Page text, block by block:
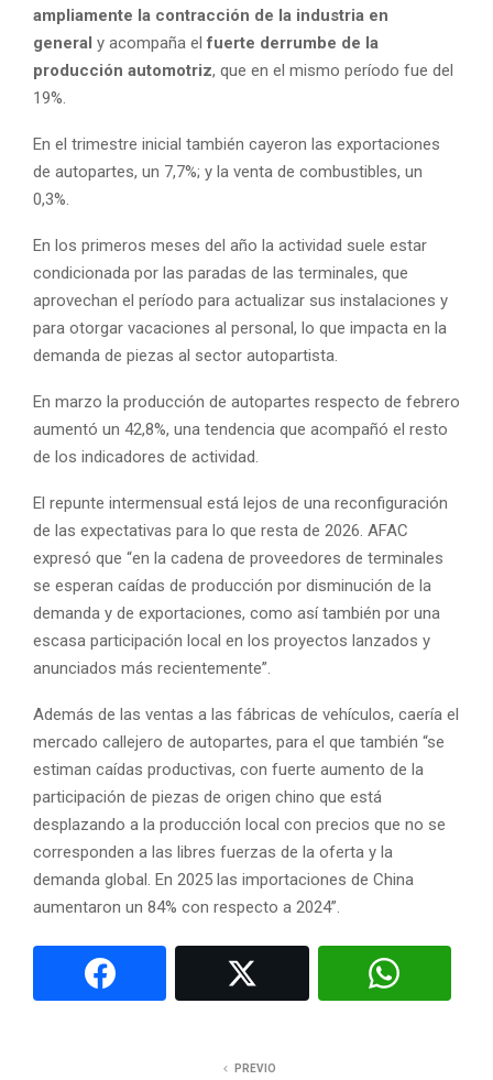
ampliamente la contracción de la industria en
general y acompaña elfuerte derrumbe de la
producción automotriz, que en el mismo período fue del
19%.
En el trimestre inicial también cayeron las exportaciones
de autopartes, un 7,7%; y la venta de combustibles, un
0,3%.
En los primeros meses del año la actividad suele estar
condicionada por las paradas de las terminales, que
aprovechan el período para actualizar sus instalaciones y
para otorgar vacaciones al personal, lo que impacta en la
demanda de piezas al sector autopartista.
En marzo la producción de autopartes respecto de febrero
aumentó un 42,8%, una tendencia que acompañó el resto
de los indicadores de actividad.
El repunte intermensual está lejos de una reconfiguración
de las expectativas para lo que resta de 2026. AFAC
expresó que “en la cadena de proveedores de terminales
se esperan caídas de producción por disminución de la
demanda y de exportaciones, como así también por una
escasa participación local en los proyectos lanzados y
anunciados más recientemente”.
Además de las ventas a las fábricas de vehículos, caería el
mercado callejero de autopartes, para el que también “se
estiman caídas productivas, con fuerte aumento de la
participación de piezas de origen chino que está
desplazando a la producción local con precios que no se
corresponden a las libres fuerzas de la oferta y la
demanda global. En 2025 las importaciones de China
aumentaron un 84% con respecto a 2024”.
PREVIO